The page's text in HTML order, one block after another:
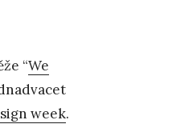
“We
week.